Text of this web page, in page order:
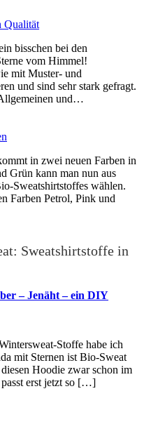
Qualität
bisschen bei den
vom Himmel!
mit Muster- und
und sind sehr stark gefragt.
und…
in zwei neuen Farben in
Grün kann man nun aus
Sweatshirtstoffes wählen.
Farben Petrol, Pink und
Sweatshirtstoffe in
– Jenäht – ein DIY
Stoffe habe ich
mit Sternen ist Bio-Sweat
Hoodie zwar schon im
passt erst jetzt so […]